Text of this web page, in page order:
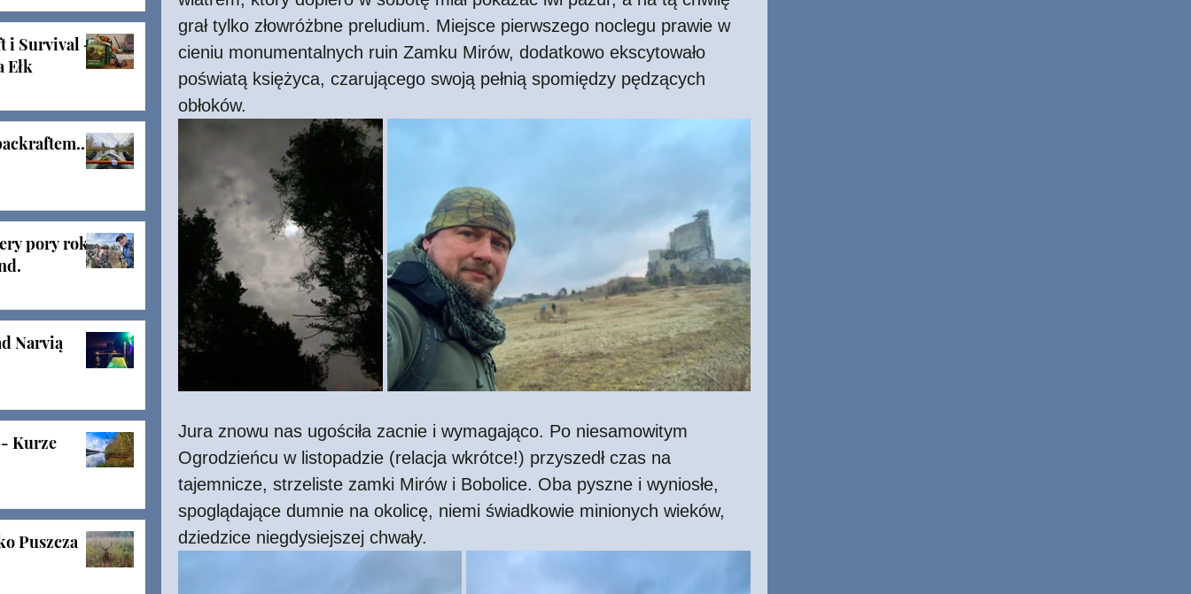
i Survival -
Ełk
pory roku
Narvią
Kurze
Puszcza
grał tylko złowróżbne preludium. Miejsce pierwszego noclegu prawie w
cieniu monumentalnych ruin Zamku Mirów, dodatkowo ekscytowało
poświatą księżyca, czarującego swoją pełnią spomiędzy pędzących
obłoków.
Jura znowu nas ugościła zacnie i wymagająco. Po niesamowitym
Ogrodzieńcu w listopadzie (relacja wkrótce!) przyszedł czas na
tajemnicze, strzeliste zamki Mirów i Bobolice. Oba pyszne i wyniosłe,
spoglądające dumnie na okolicę, niemi świadkowie minionych wieków,
dziedzice niegdysiejszej chwały.